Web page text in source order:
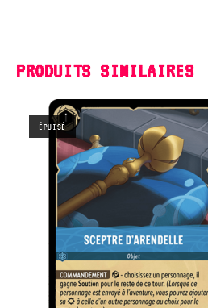
PRODUITS SIMILAIRES
ÉPUISÉ